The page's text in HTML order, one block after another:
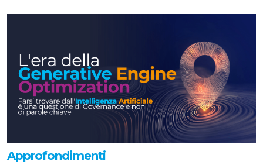
Approfondimenti